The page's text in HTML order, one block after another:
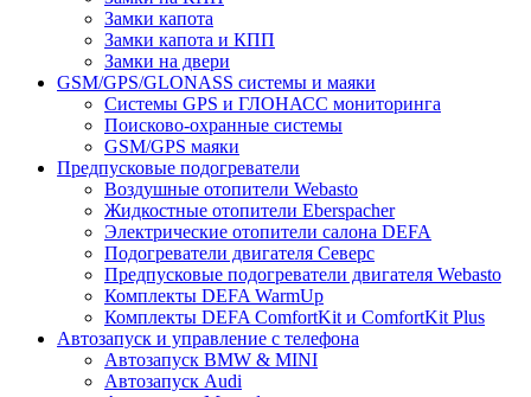
Замки капота
Замки капота и КПП
Замки на двери
GSM/GPS/GLONASS системы и маяки
Системы GPS и ГЛОНАСС мониторинга
Поисково-охранные системы
GSM/GPS маяки
Предпусковые подогреватели
Воздушные отопители Webasto
Жидкостные отопители Eberspacher
Электрические отопители салона DEFA
Подогреватели двигателя Северс
Предпусковые подогреватели двигателя Webasto
Комплекты DEFA WarmUp
Комплекты DEFA ComfortKit и ComfortKit Plus
Автозапуск и управление с телефона
Автозапуск BMW & MINI
Автозапуск Audi